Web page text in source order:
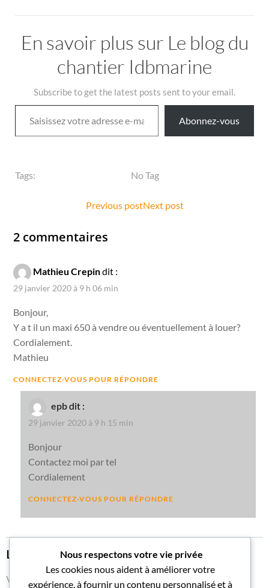
En savoir plus sur Le blog du
chantier Idbmarine
Subscribe to get the latest posts sent to your email.
Saisissez votre adresse e-mail…
Abonnez-vous
Tags: No Tag
Post
navigation
Previous postPost
Next post
2 commentaires
Mathieu Crepindit :
29 janvier 2020 à 9 h 06 min
Bonjour,
Y a t il un maxi 650 à vendre ou éventuellement à louer?
Cordialement.
Mathieu
CONNECTEZ-VOUS POUR RÉPONDRE
epbdit :
29 janvier 2020 à 9 h 15 min
Bonjour
Contactez moi par tel
Cordialement
CONNECTEZ-VOUS POUR RÉPONDRE
Laisser un commentaire
Vous devez vous connecter pour publier un commentaire.
Nous respectons votre vie privée
Les cookies nous aident à améliorer votre
expérience, à fournir un contenu personnalisé et à